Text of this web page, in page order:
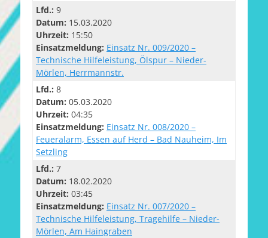
Lfd.: 9
Datum: 15.03.2020
Uhrzeit: 15:50
Einsatzmeldung: Einsatz Nr. 009/2020 –
Technische Hilfeleistung, Ölspur – Nieder-
Mörlen, Herrmannstr.
Lfd.: 8
Datum: 05.03.2020
Uhrzeit: 04:35
Einsatzmeldung: Einsatz Nr. 008/2020 –
Feueralarm, Essen auf Herd – Bad Nauheim, Im
Setzling
Lfd.: 7
Datum: 18.02.2020
Uhrzeit: 03:45
Einsatzmeldung: Einsatz Nr. 007/2020 –
Technische Hilfeleistung, Tragehilfe – Nieder-
Mörlen, Am Haingraben